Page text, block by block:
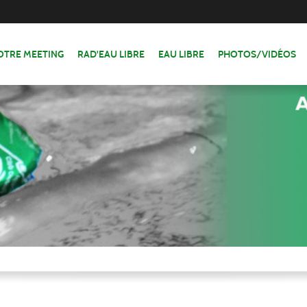
MEETING RAD'EAU LIBRE EAU LIBRE PHOTOS/VIDÉOS